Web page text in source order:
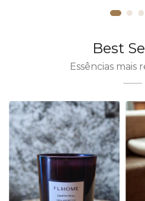
Best
Essências mais